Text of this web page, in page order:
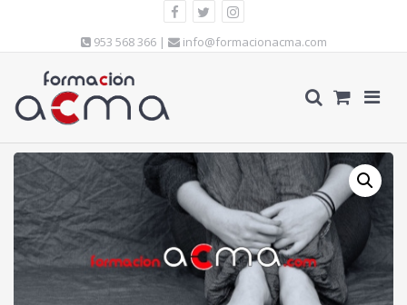
953 568 366 | info@formacionacma.com